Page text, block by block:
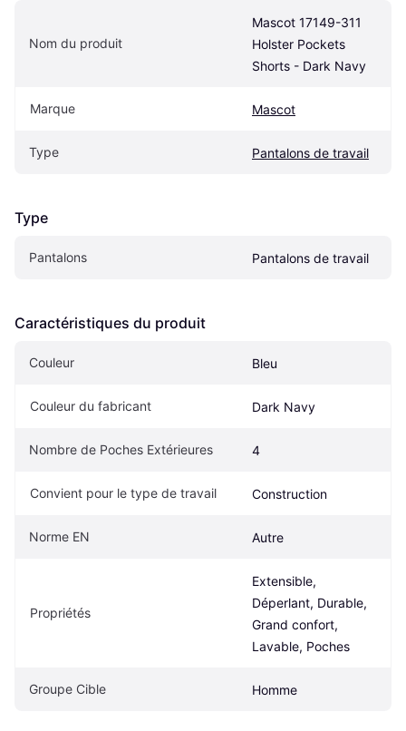
Nom du produit
Mascot 17149-311
Holster Pockets
Shorts - Dark Navy
Marque Mascot
Type Pantalons de travail
Type
Pantalons Pantalons de travail
Caractéristiques du produit
Couleur Bleu
Couleur du fabricant Dark Navy
Nombre de Poches Extérieures 4
Convient pour le type de travail Construction
Norme EN Autre
Propriétés
Extensible,
Déperlant, Durable,
Grand confort,
Lavable, Poches
Groupe Cible Homme